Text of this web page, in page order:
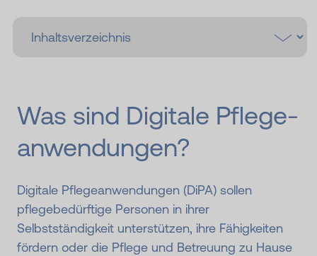
Was sind Digitale Pflege­
an­wen­dungen?
Digitale Pflegeanwendungen (DiPA) sollen
pflegebedürftige Personen in ihrer
Selbstständigkeit unterstützen, ihre Fähigkeiten
fördern oder die Pflege und Betreuung zu Hause